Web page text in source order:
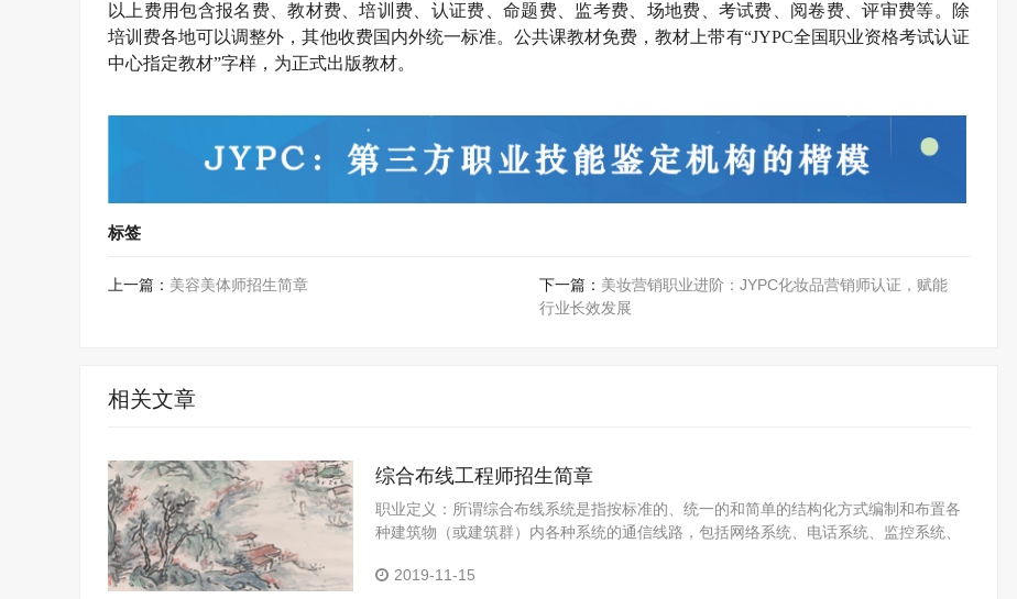
以上费用包含报名费、教材费、培训费、认证费、命题费、监考费、场地费、考试费、阅卷费、评审费等。除
培训费各地可以调整外，其他收费国内外统一标准。公共课教材免费，教材上带有“JYPC全国职业资格考试认证
中心指定教材”字样，为正式出版教材。
标签
上一篇： 美容美体师招生简章 下一篇： 美妆营销职业进阶：JYPC化妆品营销师认证，赋能
行业长效发展
相关文章
综合布线工程师招生简章
职业定义：所谓综合布线系统是指按标准的、统一的和简单的结构化方式编制和布置各
种建筑物（或建筑群）内各种系统的通信线路，包括网络系统、电话系统、监控系统、
2019-11-15